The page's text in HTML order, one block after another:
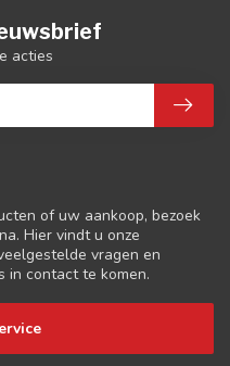
of uw aankoop, bezoek
Hier vindt u onze
vragen en
in contact te komen.
acties